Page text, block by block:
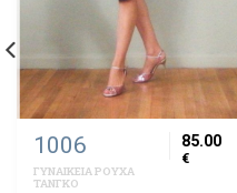
1006
ΓΥΝΑΙΚΕΙΑ ΡΟΥΧΑ
ΤΑΝΓΚΟ
85.00
€